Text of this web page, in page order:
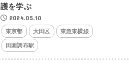
護を学ぶ
2024.05.10
東京都 大田区 東急東横線
田園調布駅